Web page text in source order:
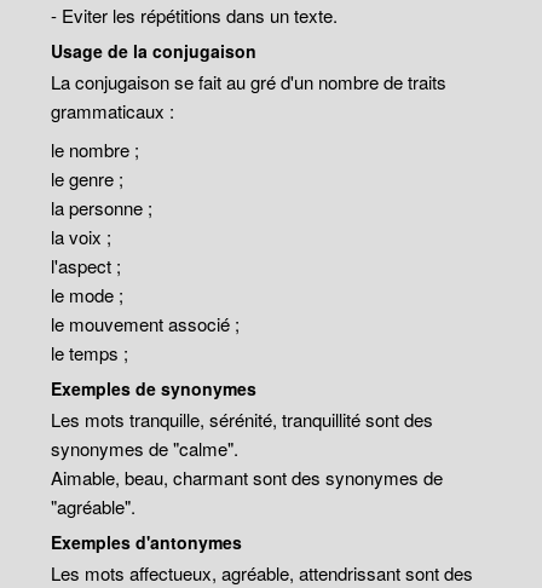
- Eviter les répétitions dans un texte.
Usage de la conjugaison
La conjugaison se fait au gré d'un nombre de traits
grammaticaux :
le nombre ;
le genre ;
la personne ;
la voix ;
l'aspect ;
le mode ;
le mouvement associé ;
le temps ;
Exemples de synonymes
Les mots tranquille, sérénité, tranquillité sont des
synonymes de "calme".
Aimable, beau, charmant sont des synonymes de
"agréable".
Exemples d'antonymes
Les mots affectueux, agréable, attendrissant sont des